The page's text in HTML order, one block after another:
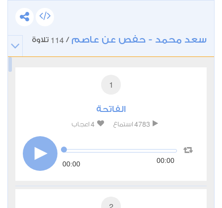
سعد محمد - حفص عن عاصم /
114 تلاوة
1
الفاتحة
4783 استماع 4 اعجاب
00:00 00:00